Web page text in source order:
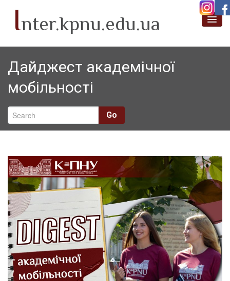
Inter.kpnu.edu.ua
Про нас
Новини
Академічна мобільність
Проєктна діяльність
Міжнародні партнери
Дайджест академічної
мобільності
Go